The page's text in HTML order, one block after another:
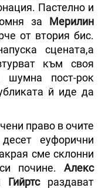
Пастелно и
за Мерилин
от втория бис.
сцената,а
към своя
пост-рок
й иде да
право в очите
еуфорични
сме склонни
почине.Алекс
Гийртсраздават